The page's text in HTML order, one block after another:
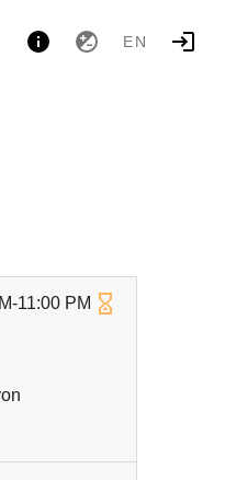
EN
11:00 PM